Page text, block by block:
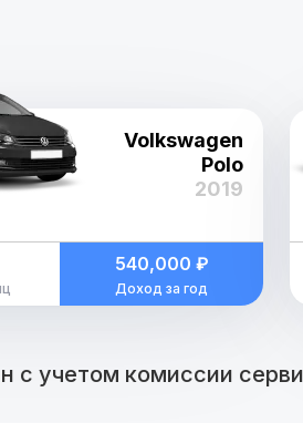
Volkswagen
Polo
2019
540,000 ₽
Доход за год
с учетом комиссии